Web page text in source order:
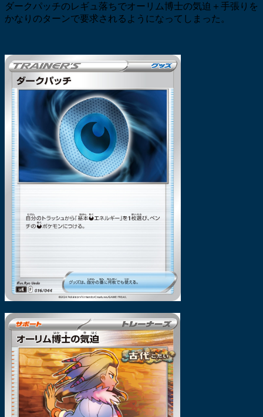
ダークパッチのレギュ落ちでオーリム博士の気迫＋手張りを
かなりのターンで要求されるようになってしまった。